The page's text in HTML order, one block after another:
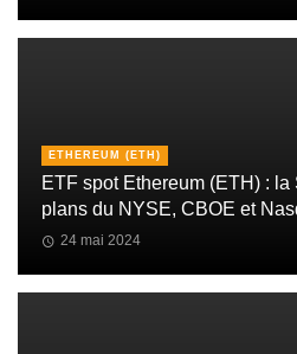
ETHEREUM (ETH)
ETF spot Ethereum (ETH) :
plans du NYSE, CBOE et
24 mai 2024